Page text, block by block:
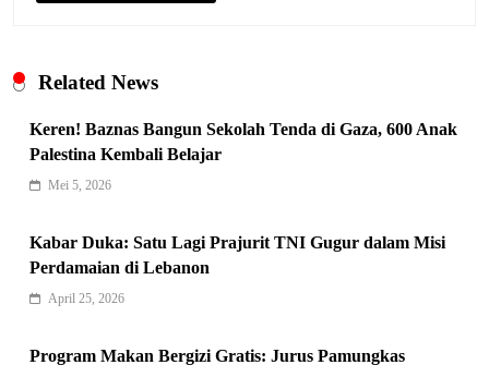
5
Kunci Rantai Pasok AI Global
Hukum & Kriminalitas
6 Editorial
Related News
Keren! Baznas Bangun Sekolah Tenda di Gaza, 600 Anak
Palestina Kembali Belajar
Mei 5, 2026
Kabar Duka: Satu Lagi Prajurit TNI Gugur dalam Misi
Perdamaian di Lebanon
April 25, 2026
Program Makan Bergizi Gratis: Jurus Pamungkas